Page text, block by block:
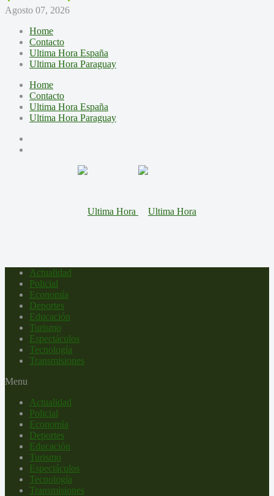
Agosto 07, 2026
Home
Contacto
Ultima Hora España
Ultima Hora Paraguay
Home
Contacto
Ultima Hora España
Ultima Hora Paraguay
Actualidad
Policial
Economía
Deportes
Educación
Turismo
Espectáculos
Tecnología
Transmisiones
Menu
Actualidad
Policial
Economía
Deportes
Educación
Turismo
Espectáculos
Tecnología
Transmisiones